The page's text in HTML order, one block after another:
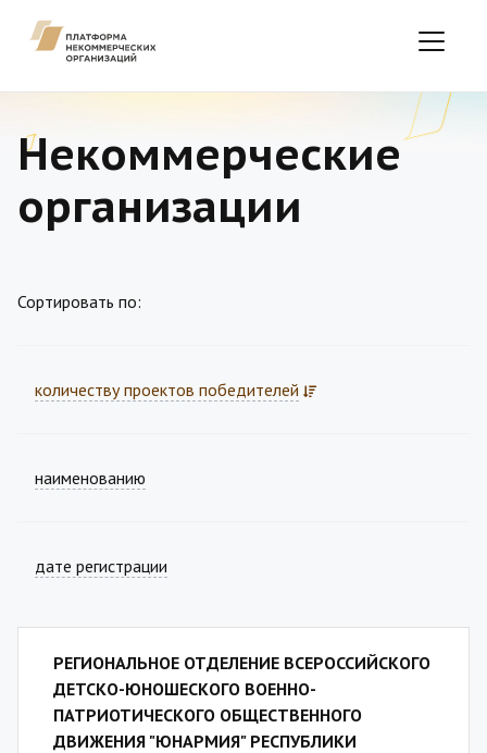
Некоммерческие
организации
Сортировать по:
количеству проектов победителей
наименованию
дате регистрации
РЕГИОНАЛЬНОЕ ОТДЕЛЕНИЕ ВСЕРОССИЙСКОГО
ДЕТСКО-ЮНОШЕСКОГО ВОЕННО-
ПАТРИОТИЧЕСКОГО ОБЩЕСТВЕННОГО
ДВИЖЕНИЯ "ЮНАРМИЯ" РЕСПУБЛИКИ